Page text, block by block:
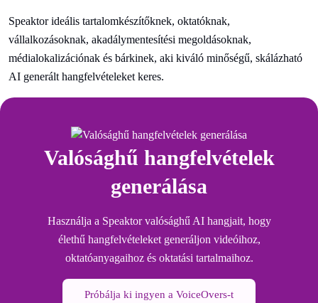
Speaktor ideális tartalomkészítőknek, oktatóknak,
vállalkozásoknak, akadálymentesítési megoldásoknak,
médialokalizációnak és bárkinek, aki kiváló minőségű, skálázható
AI generált hangfelvételeket keres.
Valósághű hangfelvételek
generálása
Használja a Speaktor valósághű AI hangjait, hogy
élethű hangfelvételeket generáljon videóihoz,
oktatóanyagaihoz és oktatási tartalmaihoz.
Próbálja ki ingyen a VoiceOvers-t